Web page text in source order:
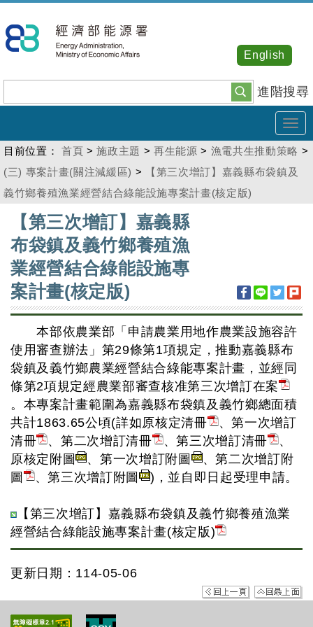
到
主
內
容
進階搜尋
English
目前位置： 首頁 >施政主題 >再生能源 > 漁電共生推動策略 >
(三) 專案計畫(關注減緩區) >
【第三次增訂】嘉義縣布袋鎮及
義竹鄉養殖漁業經營結合綠能設施專案計畫(核定版)
:::
【第三次增訂】嘉義縣
布袋鎮及義竹鄉養殖漁
業經營結合綠能設施專
案計畫(核定版)
本部依農業部「申請農業用地作農業設施容許
使用審查辦法」第29條第1項規定，推動嘉義縣布
袋鎮及義竹鄉農業經營結合綠能專案計畫，並經同
條第2項規定經農業部審查核准第三次增訂在案
。本專案計畫範圍為嘉義縣布袋鎮及義竹鄉總面積
共計1863.65公頃(詳如原核定清冊
、第一次增訂
清冊
、第二次增訂清冊 、第三次增訂清冊
、
原核定附圖
、第一次增訂附圖
、第二次增訂附
圖
、第三次增訂附圖 )，並自即日起受理申請。
【第三次增訂】嘉義縣布袋鎮及義竹鄉養殖漁業
經營結合綠能設施專案計畫(核定版)
更新日期：114-05-06